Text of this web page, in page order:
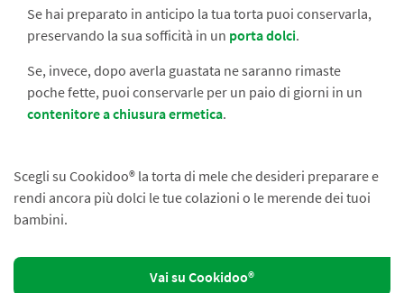
Se hai preparato in anticipo la tua torta puoi conservarla,
preservando la sua sofficità in un porta dolci.
Se, invece, dopo averla guastata ne saranno rimaste
poche fette, puoi conservarle per un paio di giorni in un
contenitore a chiusura ermetica.
Scegli su Cookidoo® la torta di mele che desideri preparare e
rendi ancora più dolci le tue colazioni o le merende dei tuoi
bambini.
Vai su Cookidoo®